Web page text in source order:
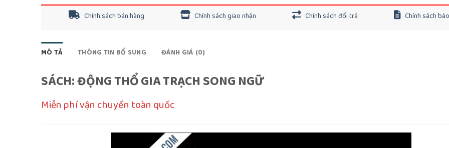
Chính sách bán hàng Chính sách giao nhận Chính sách đổi trả Chính sách
MÔ TẢ THÔNG TIN BỔ SUNG ĐÁNH GIÁ (0)
SÁCH: ĐỘNG THỔ GIA TRẠCH SONG NGỮ
Miễn phí vận chuyển toàn quốc